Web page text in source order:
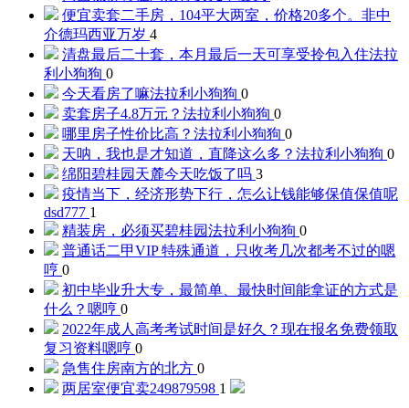
便宜卖套二手房，104平大两室，价格20多个。非中
介德玛西亚万岁 4
清盘最后二十套，本月最后一天可享受拎包入住法拉
利小狗狗 0
今天看房了嘛法拉利小狗狗 0
卖套房子4.8万元？ 法拉利小狗狗 0
哪里房子性价比高？ 法拉利小狗狗 0
天呐，我也是才知道，直降这么多？ 法拉利小狗狗 0
绵阳碧桂园天麓今天吃饭了吗 3
疫情当下，经济形势下行，怎么让钱能够保值保值呢
dsd777 1
精装房，必须买碧桂园法拉利小狗狗 0
普通话二甲VIP 特殊通道，只收考几次都考不过的嗯
哼 0
初中毕业升大专，最简单、最快时间能拿证的方式是
什么？ 嗯哼 0
2022年成人高考考试时间是好久？现在报名免费领取
复习资料嗯哼 0
急售住房南方的北方 0
两居室便宜卖249879598 1